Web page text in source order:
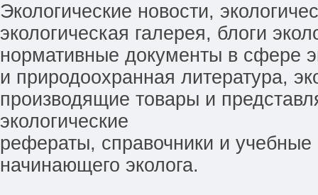
Экологические новости,
экологическая галерея, блоги
нормативные документы в сфере
и природоохранная литература,
производящие товары и
экологические
рефераты, справочники и
начинающего эколога.